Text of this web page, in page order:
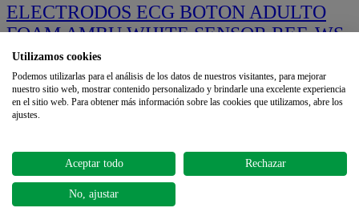
ELECTRODOS ECG BOTON ADULTO
FOAM AMBU WHITE SENSOR REF. WS-
00-S/50
€4.54
Utilizamos cookies
Podemos utilizarlas para el análisis de los datos de nuestros visitantes, para mejorar
nuestro sitio web, mostrar contenido personalizado y brindarle una excelente experiencia
en el sitio web. Para obtener más información sobre las cookies que utilizamos, abre los
ajustes.
Aceptar todo Rechazar
No, ajustar